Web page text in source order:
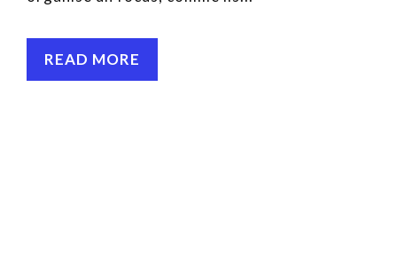
READ MORE